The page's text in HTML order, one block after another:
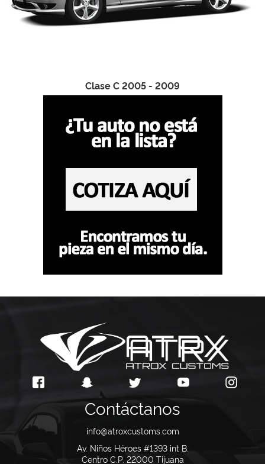
Clase C 2005 - 2009
Contáctanos
info@atroxcustoms.com
Av. Niños Héroes #1393 int B.
Centro C.P. 22000 Tijuana